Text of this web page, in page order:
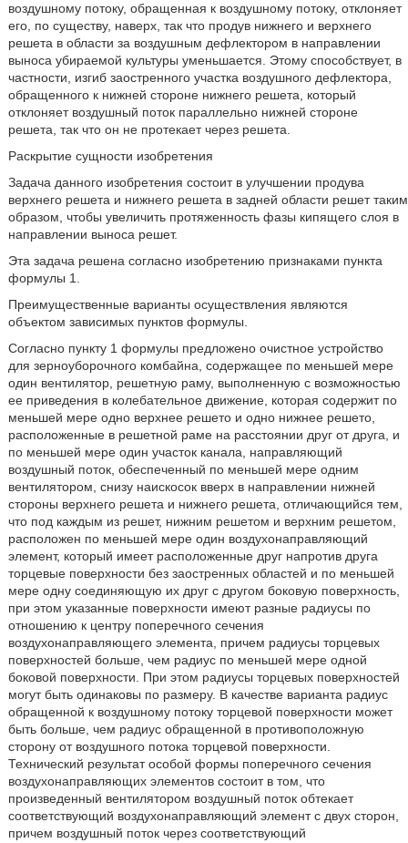
воздушному потоку, обращенная к воздушному потоку, отклоняет
его, по существу, наверх, так что продув нижнего и верхнего
решета в области за воздушным дефлектором в направлении
выноса убираемой культуры уменьшается. Этому способствует, в
частности, изгиб заостренного участка воздушного дефлектора,
обращенного к нижней стороне нижнего решета, который
отклоняет воздушный поток параллельно нижней стороне
решета, так что он не протекает через решета.
Раскрытие сущности изобретения
Задача данного изобретения состоит в улучшении продува
верхнего решета и нижнего решета в задней области решет таким
образом, чтобы увеличить протяженность фазы кипящего слоя в
направлении выноса решет.
Эта задача решена согласно изобретению признаками пункта
формулы 1.
Преимущественные варианты осуществления являются
объектом зависимых пунктов формулы.
Согласно пункту 1 формулы предложено очистное устройство
для зерноуборочного комбайна, содержащее по меньшей мере
один вентилятор, решетную раму, выполненную с возможностью
ее приведения в колебательное движение, которая содержит по
меньшей мере одно верхнее решето и одно нижнее решето,
расположенные в решетной раме на расстоянии друг от друга, и
по меньшей мере один участок канала, направляющий
воздушный поток, обеспеченный по меньшей мере одним
вентилятором, снизу наискосок вверх в направлении нижней
стороны верхнего решета и нижнего решета, отличающийся тем,
что под каждым из решет, нижним решетом и верхним решетом,
расположен по меньшей мере один воздухонаправляющий
элемент, который имеет расположенные друг напротив друга
торцевые поверхности без заостренных областей и по меньшей
мере одну соединяющую их друг с другом боковую поверхность,
при этом указанные поверхности имеют разные радиусы по
отношению к центру поперечного сечения
воздухонаправляющего элемента, причем радиусы торцевых
поверхностей больше, чем радиус по меньшей мере одной
боковой поверхности. При этом радиусы торцевых поверхностей
могут быть одинаковы по размеру. В качестве варианта радиус
обращенной к воздушному потоку торцевой поверхности может
быть больше, чем радиус обращенной в противоположную
сторону от воздушного потока торцевой поверхности.
Технический результат особой формы поперечного сечения
воздухонаправляющих элементов состоит в том, что
произведенный вентилятором воздушный поток обтекает
соответствующий воздухонаправляющий элемент с двух сторон,
причем воздушный поток через соответствующий